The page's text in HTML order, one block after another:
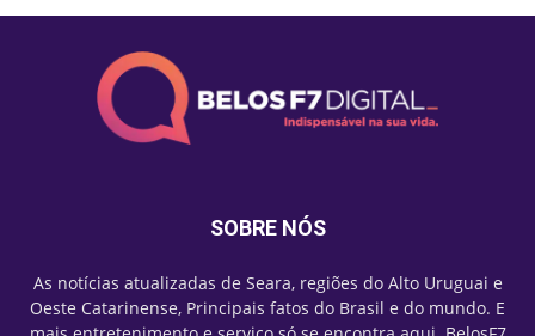
SOBRE NÓS
As notícias atualizadas de Seara, regiões do Alto Uruguai e
Oeste Catarinense, Principais fatos do Brasil e do mundo. E